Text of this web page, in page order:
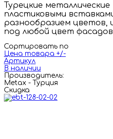
Турецкие
пластиковыми
разнообразием цветов,
под любой цвет
Сортировать по
Цена товара +/-
Артикул
В наличии
Производитель:
Metax - Турция
Скидка